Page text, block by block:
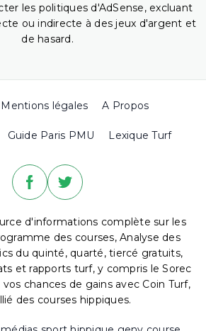
les politiques d'AdSense, excluant
ou indirecte à des jeux d'argent et
de hasard.
Mentions légales A Propos
Guide Paris PMU Lexique Turf
d'informations complète sur les
des courses, Analyse des
du quinté, quarté, tiercé gratuits,
et rapports turf, y compris le Sorec
chances de gains avec Coin Turf,
des courses hippiques.